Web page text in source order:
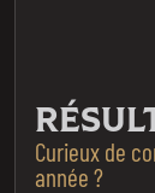
Curieux de
année ?